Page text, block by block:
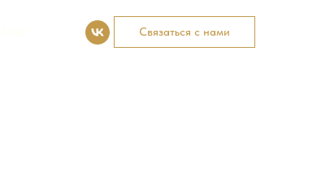
Связаться с нами